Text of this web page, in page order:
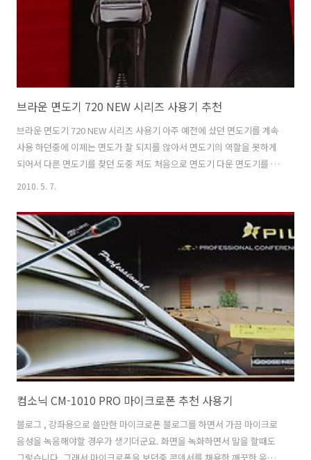
브라운 면도기 720 NEW 시리즈 사용기 추천
브라운 면도기 720 NEW 시리즈 사용기 아주 예전에 샀던 면도기를 계속
사용 하던중에 이제는 면도가 잘 되지를 않아서 면도기의 역할을 못하게
되어서 다른 면도기를 찾던 도중 저도 처음으로 면도기 다운 면도기를 구
매를 해봤습니다. 이야기만 해도 알만한 브라운 시리즈 7 면도기 입니다.
필요가 없어서 조금 저렴한걸 구매를 했습니다. 3,5,7 시리즈 마다 능력
이 조금 차이가 나더군요. 7 시리즈는 누워 있는 수염도 잘 깍는다고 해서
구매를 해보았습니다. 실제로 사용해보면서 느낀점을 적어볼까 합니다.
브라운 면도기 720 NEW 시리즈 박스 브라운 면도기 시리즈 7 730 전면
부분입니다. 검은색과 은색 두가지 색상이 있는걸로 알고 있는..
2010. 5. 7.
컴소닉 CM-1010 PRO 마이크로폰 추천 사용기
블로그 , 강좌용으로 쓸만한 마이크로폰 블로그를 하면서 가끔 마이크로
음성을 녹음해야할 경우가 생기더군요. 화면을 녹화하면서 말을 할때도